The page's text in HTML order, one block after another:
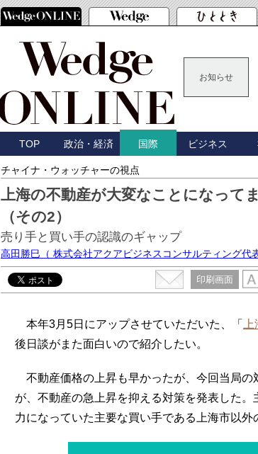
お知らせ
TOP 政治・経済 国際 ビジネス
チャイナ・ウォッチャーの視点
上海の不動産が大変なことになって
（その2）
売り手と買い手の認識のギャップ
高田勝巳 （ 株式会社アクアビジネスコンサルティング代
印刷画面
本年3月5日にアップさせていただいた、「
後日談がまた面白いので紹介したい。
不動産価格の上昇も早かったが、今回当局の
が、不動産の急上昇を抑える対策を発表した
力になっていた主要な買い手である上海市以外